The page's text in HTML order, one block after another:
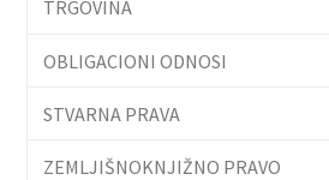
TRGOVINA
OBLIGACIONI ODNOSI
STVARNA PRAVA
ZEMLJIŠNOKNJIŽNO PRAVO